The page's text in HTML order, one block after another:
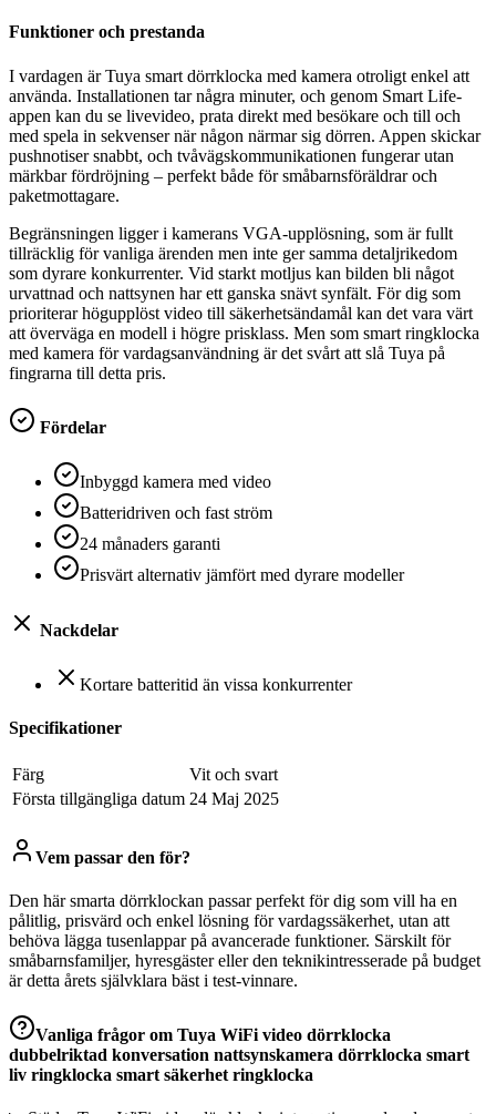
Funktioner och prestanda
I vardagen är Tuya smart dörrklocka med kamera otroligt enkel att
använda. Installationen tar några minuter, och genom Smart Life-
appen kan du se livevideo, prata direkt med besökare och till och
med spela in sekvenser när någon närmar sig dörren. Appen skickar
pushnotiser snabbt, och tvåvägskommunikationen fungerar utan
märkbar fördröjning – perfekt både för småbarnsföräldrar och
paketmottagare.
Begränsningen ligger i kamerans VGA-upplösning, som är fullt
tillräcklig för vanliga ärenden men inte ger samma detaljrikedom
som dyrare konkurrenter. Vid starkt motljus kan bilden bli något
urvattnad och nattsynen har ett ganska snävt synfält. För dig som
prioriterar högupplöst video till säkerhetsändamål kan det vara värt
att överväga en modell i högre prisklass. Men som smart ringklocka
med kamera för vardagsanvändning är det svårt att slå Tuya på
fingrarna till detta pris.
Fördelar
Inbyggd kamera med video
Batteridriven och fast ström
24 månaders garanti
Prisvärt alternativ jämfört med dyrare modeller
Nackdelar
Kortare batteritid än vissa konkurrenter
Specifikationer
Färg
‎Vit och svart
Första tillgängliga datum 24 Maj 2025
Vem passar den för?
Den här smarta dörrklockan passar perfekt för dig som vill ha en
pålitlig, prisvärd och enkel lösning för vardagssäkerhet, utan att
behöva lägga tusenlappar på avancerade funktioner. Särskilt för
småbarnsfamiljer, hyresgäster eller den teknikintresserade på budget
är detta årets självklara bäst i test-vinnare.
Vanliga frågor om Tuya WiFi video dörrklocka
dubbelriktad konversation nattsynskamera dörrklocka smart
liv ringklocka smart säkerhet ringklocka